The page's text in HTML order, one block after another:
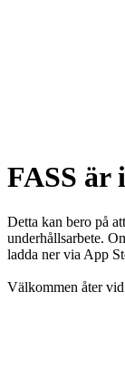
FASS är
Detta kan bero på
underhållsarbete.
ladda ner via App
Välkommen åter